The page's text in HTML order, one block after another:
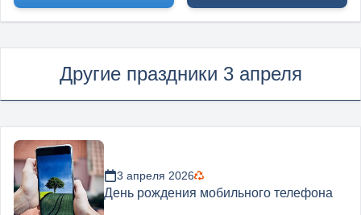
Другие праздники 3 апреля
3 апреля 2026
День рождения мобильного телефона